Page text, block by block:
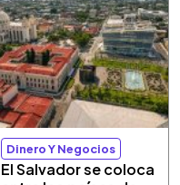
Dinero Y Negocios
El Salvador se coloca